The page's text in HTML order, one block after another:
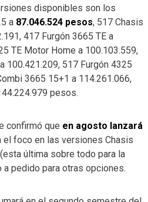
disponibles son los
a 87.046.524 pesos, 517 Chasis
417 Furgón 3665 TE a
TE Motor Home a 100.103.559,
100.421.209, 517 Furgón 4325
3665 15+1 a 114.261.066,
pesos.
confirmó que en agosto lanzará
el foco en las versiones Chasis
última sobre todo para la
a pedido para otras opciones.